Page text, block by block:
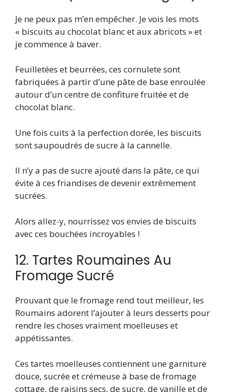
Je ne peux pas m’en empêcher. Je vois les mots
« biscuits au chocolat blanc et aux abricots » et
je commence à baver.
Feuilletées et beurrées, ces cornulete sont
fabriquées à partir d’une pâte de base enroulée
autour d’un centre de confiture fruitée et de
chocolat blanc.
Une fois cuits à la perfection dorée, les biscuits
sont saupoudrés de sucre à la cannelle.
Il n’y a pas de sucre ajouté dans la pâte, ce qui
évite à ces friandises de devenir extrêmement
sucrées.
Alors allez-y, nourrissez vos envies de biscuits
avec ces bouchées incroyables !
12. Tartes Roumaines Au
Fromage Sucré
Prouvant que le fromage rend tout meilleur, les
Roumains adorent l’ajouter à leurs desserts pour
rendre les choses vraiment moelleuses et
appétissantes.
Ces tartes moelleuses contiennent une garniture
douce, sucrée et crémeuse à base de fromage
cottage, de raisins secs, de sucre, de vanille et de